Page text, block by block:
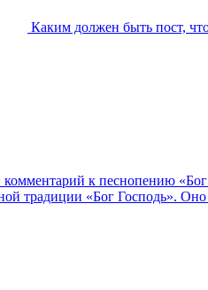
Каким должен быть пост,
к песнопению
традиции «Бог Господь».